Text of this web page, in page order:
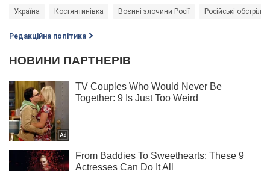
Україна Костянтинівка Воєнні злочини Росії Російські обстріли
Редакційна політика